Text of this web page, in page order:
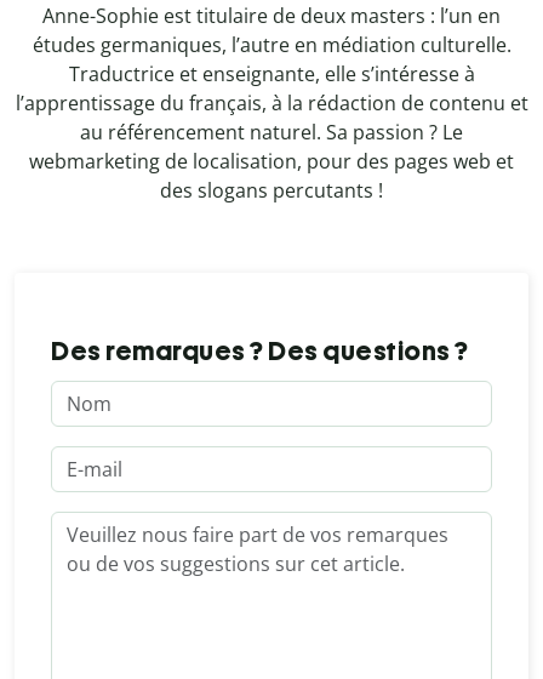
Anne-Sophie est titulaire de deux masters : l’un en
études germaniques, l’autre en médiation culturelle.
Traductrice et enseignante, elle s’intéresse à
l’apprentissage du français, à la rédaction de contenu et
au référencement naturel. Sa passion ? Le
webmarketing de localisation, pour des pages web et
des slogans percutants !
Des remarques ? Des questions ?